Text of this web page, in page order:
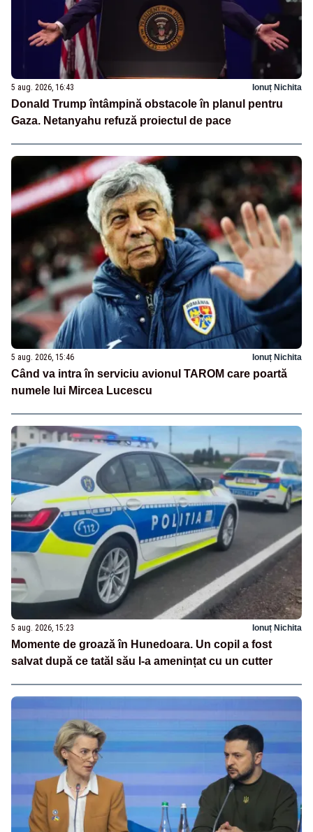
5 aug. 2026, 16:43 Ionuț Nichita
Donald Trump întâmpină obstacole în planul pentru
Gaza. Netanyahu refuză proiectul de pace
5 aug. 2026, 15:46 Ionuț Nichita
Când va intra în serviciu avionul TAROM care poartă
numele lui Mircea Lucescu
5 aug. 2026, 15:23 Ionuț Nichita
Momente de groază în Hunedoara. Un copil a fost
salvat după ce tatăl său l-a amenințat cu un cutter